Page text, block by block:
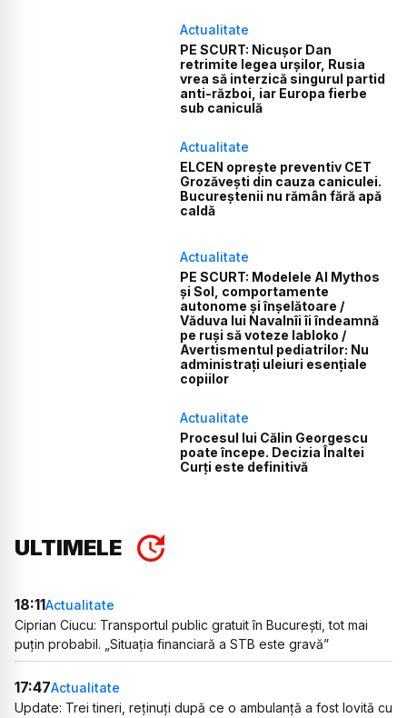
Actualitate
PE SCURT: Nicușor Dan
retrimite legea urșilor, Rusia
vrea să interzică singurul partid
anti-război, iar Europa fierbe
sub caniculă
Actualitate
ELCEN oprește preventiv CET
Grozăvești din cauza caniculei.
Bucureștenii nu rămân fără apă
caldă
Actualitate
PE SCURT: Modelele AI Mythos
și Sol, comportamente
autonome și înșelătoare /
Văduva lui Navalnîi îi îndeamnă
pe ruși să voteze Iabloko /
Avertismentul pediatrilor: Nu
administrați uleiuri esențiale
copiilor
Actualitate
Procesul lui Călin Georgescu
poate începe. Decizia Înaltei
Curți este definitivă
ULTIMELE
18:11Actualitate
Ciprian Ciucu: Transportul public gratuit în București, tot mai
puțin probabil. „Situația financiară a STB este gravă”
17:47Actualitate
Update: Trei tineri, reținuți după ce o ambulanță a fost lovită cu